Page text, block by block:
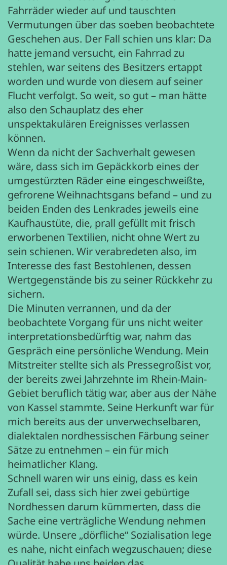
Fahrräder wieder auf und tauschten
Vermutungen über das soeben beobachtete
Geschehen aus. Der Fall schien uns klar: Da
hatte jemand versucht, ein Fahrrad zu
stehlen, war seitens des Besitzers ertappt
worden und wurde von diesem auf seiner
Flucht verfolgt. So weit, so gut – man hätte
also den Schauplatz des eher
unspektakulären Ereignisses verlassen
können.
Wenn da nicht der Sachverhalt gewesen
wäre, dass sich im Gepäckkorb eines der
umgestürzten Räder eine eingeschweißte,
gefrorene Weihnachtsgans befand – und zu
beiden Enden des Lenkrades jeweils eine
Kaufhaustüte, die, prall gefüllt mit frisch
erworbenen Textilien, nicht ohne Wert zu
sein schienen. Wir verabredeten also, im
Interesse des fast Bestohlenen, dessen
Wertgegenstände bis zu seiner Rückkehr zu
sichern.
Die Minuten verrannen, und da der
beobachtete Vorgang für uns nicht weiter
interpretationsbedürftig war, nahm das
Gespräch eine persönliche Wendung. Mein
Mitstreiter stellte sich als Pressegroßist vor,
der bereits zwei Jahrzehnte im Rhein-Main-
Gebiet beruflich tätig war, aber aus der Nähe
von Kassel stammte. Seine Herkunft war für
mich bereits aus der unverwechselbaren,
dialektalen nordhessischen Färbung seiner
Sätze zu entnehmen – ein für mich
heimatlicher Klang.
Schnell waren wir uns einig, dass es kein
Zufall sei, dass sich hier zwei gebürtige
Nordhessen darum kümmerten, dass die
Sache eine verträgliche Wendung nehmen
würde. Unsere „dörfliche“ Sozialisation lege
es nahe, nicht einfach wegzuschauen; diese